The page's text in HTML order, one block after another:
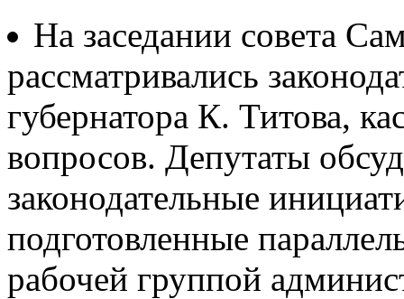
На заседании совета
рассматривались
губернатора К. Титова,
вопросов. Депутаты
законодательные
подготовленные
рабочей группой